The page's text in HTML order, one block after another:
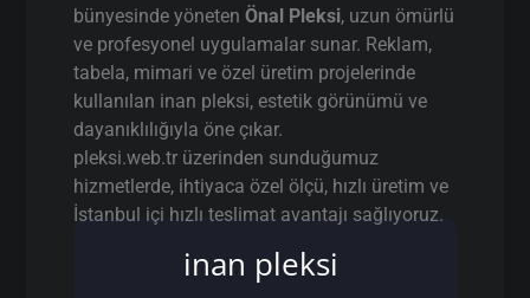
bünyesinde yönetenÖnal Pleksi, uzun ömürlü
ve profesyonel uygulamalar sunar. Reklam,
tabela, mimari ve özel üretim projelerinde
kullanılan inan pleksi, estetik görünümü ve
dayanıklılığıyla öne çıkar.
pleksi.web.tr üzerinden sunduğumuz
hizmetlerde, ihtiyaca özel ölçü, hızlı üretim ve
İstanbul içi hızlı teslimat avantajı sağlıyoruz.
inan pleksi